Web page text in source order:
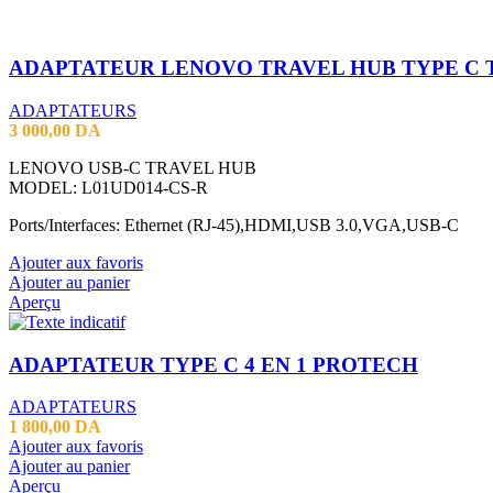
ADAPTATEURS
3 000,00 DA
LENOVO USB-C TRAVEL HUB
MODEL: L01UD014-CS-R
Ports/Interfaces: Ethernet (RJ-45),HDMI,USB 3.0,VGA,USB-C
Ajouter aux favoris
Ajouter au panier
Aperçu
ADAPTATEUR TYPE C 4 EN 1 PROTECH
ADAPTATEURS
1 800,00 DA
Ajouter aux favoris
Ajouter au panier
Aperçu